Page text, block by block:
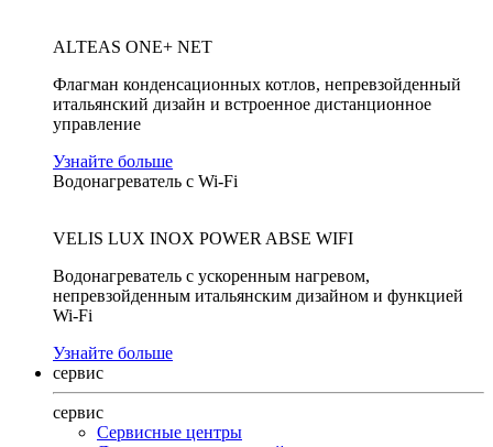
ALTEAS ONE+ NET
Флагман конденсационных котлов, непревзойденный
итальянский дизайн и встроенное дистанционное
управление
Узнайте больше
Водонагреватель с Wi-Fi
VELIS LUX INOX POWER ABSE WIFI
Водонагреватель с ускоренным нагревом,
непревзойденным итальянским дизайном и функцией
Wi-Fi
Узнайте больше
сервис
сервис
Сервисные центры